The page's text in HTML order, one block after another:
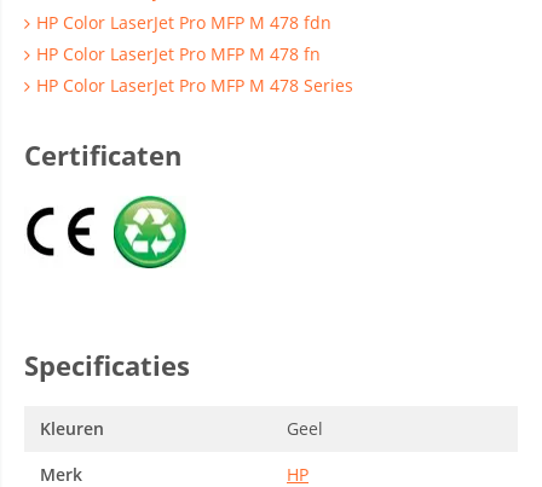
HP Color LaserJet Pro MFP M 478 fdn
HP Color LaserJet Pro MFP M 478 fn
HP Color LaserJet Pro MFP M 478 Series
Certificaten
Specificaties
Kleuren
Geel
Merk
HP